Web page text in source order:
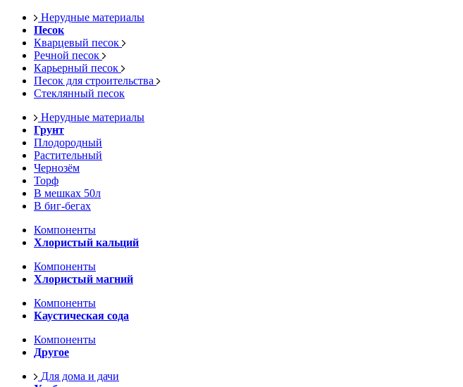
Нерудные материалы
Песок
Кварцевый песок
Речной песок
Карьерный песок
Песок для строительства
Стеклянный песок
Нерудные материалы
Грунт
Плодородный
Растительный
Чернозём
Торф
В мешках 50л
В биг-бегах
Компоненты
Хлористый кальций
Компоненты
Хлористый магний
Компоненты
Каустическая сода
Компоненты
Другое
Для дома и дачи